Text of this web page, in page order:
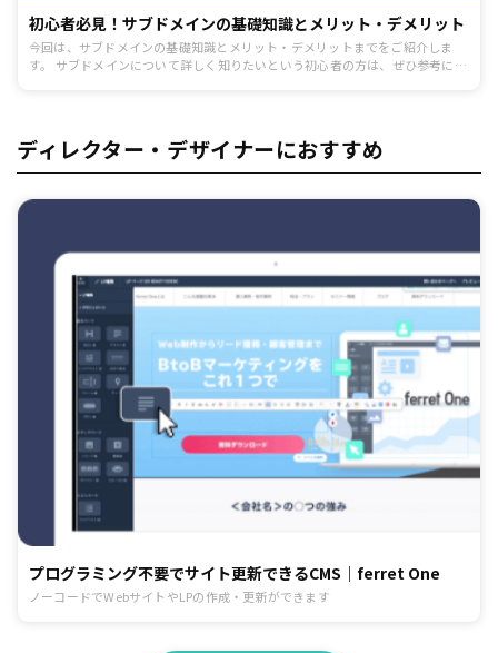
初心者必見！サブドメインの基礎知識とメリット・デメリット
今回は、サブドメインの基礎知識とメリット・デメリットまでをご紹介しま
す。 サブドメインについて詳しく知りたいという初心者の方は、ぜひ参考にし
ディレクター・デザイナーにおすすめ
プログラミング不要でサイト更新できるCMS｜ferret One
ノーコードでWebサイトやLPの作成・更新ができます